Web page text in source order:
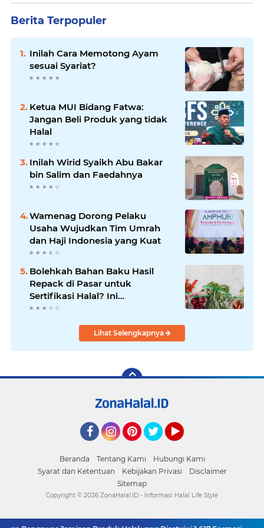
Berita Terpopuler
Inilah Cara Memotong Ayam
sesuai Syariat?
Ketua MUI Bidang Fatwa:
Jangan Beli Produk yang tidak
Halal
Inilah Wirid Syaikh Abu Bakar
bin Salim dan Faedahnya
Wamenag Dorong Pelaku
Usaha Wujudkan Tim Umrah
dan Haji Indonesia yang Kuat
Bolehkah Bahan Baku Hasil
Repack di Pasar untuk
Sertifikasi Halal? Ini
Penjelasannya
Lihat Selengkapnya
Beranda Tentang Kami
Hubungi Kami
Syarat dan Ketentuan
Kebijakan Privasi
Disclaimer
Sitemap
Copyright © 2026 ZonaHalal.ID - Informasi Halal Life Style